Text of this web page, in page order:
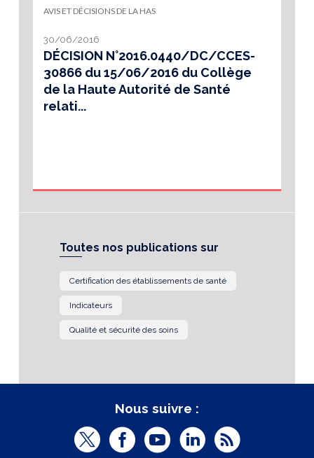
AVIS ET DÉCISIONS DE LA HAS
30/06/2016
DÉCISION N°2016.0440/DC/CCES-
30866 du 15/06/2016 du Collège
de la Haute Autorité de Santé
relati...
Toutes nos publications sur
Certification des établissements de santé
Indicateurs
Qualité et sécurité des soins
Nous suivre :
T
F
Y
L
R